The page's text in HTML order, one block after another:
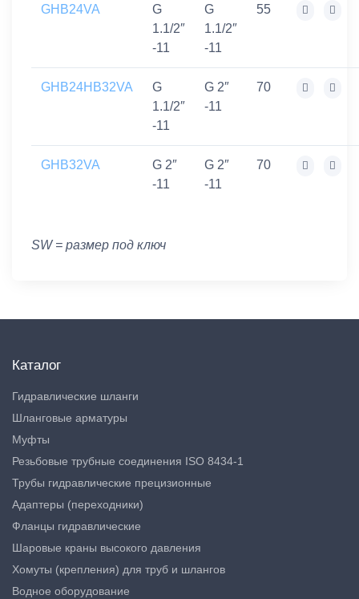
GHB24VA
G
1.1/2″
-11
G
1.1/2″
-11
55
GHB24HB32VA
G
1.1/2″
-11
G 2″
-11
70
GHB32VA
G 2″
-11
G 2″
-11
70
SW = размер под ключ
Каталог
Гидравлические шланги
Шланговые арматуры
Муфты
Резьбовые трубные соединения ISO 8434-1
Трубы гидравлические прецизионные
Адаптеры (переходники)
Фланцы гидравлические
Шаровые краны высокого давления
Хомуты (крепления) для труб и шлангов
Водное оборудование